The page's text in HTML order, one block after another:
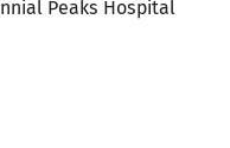
Peaks Hospital